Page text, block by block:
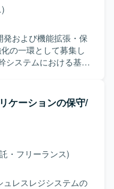
発および機能拡張・保
の一環として募集し
作業の取りまとめ、
いただきます。ま
などを用いた既存機
す。 【求める
に対応でき、自ら課
る方を求めておりま
ニケーションを大切
性の両立を意識して
ケーションの保守/
・フリーランス)
ュレスレジシステムの